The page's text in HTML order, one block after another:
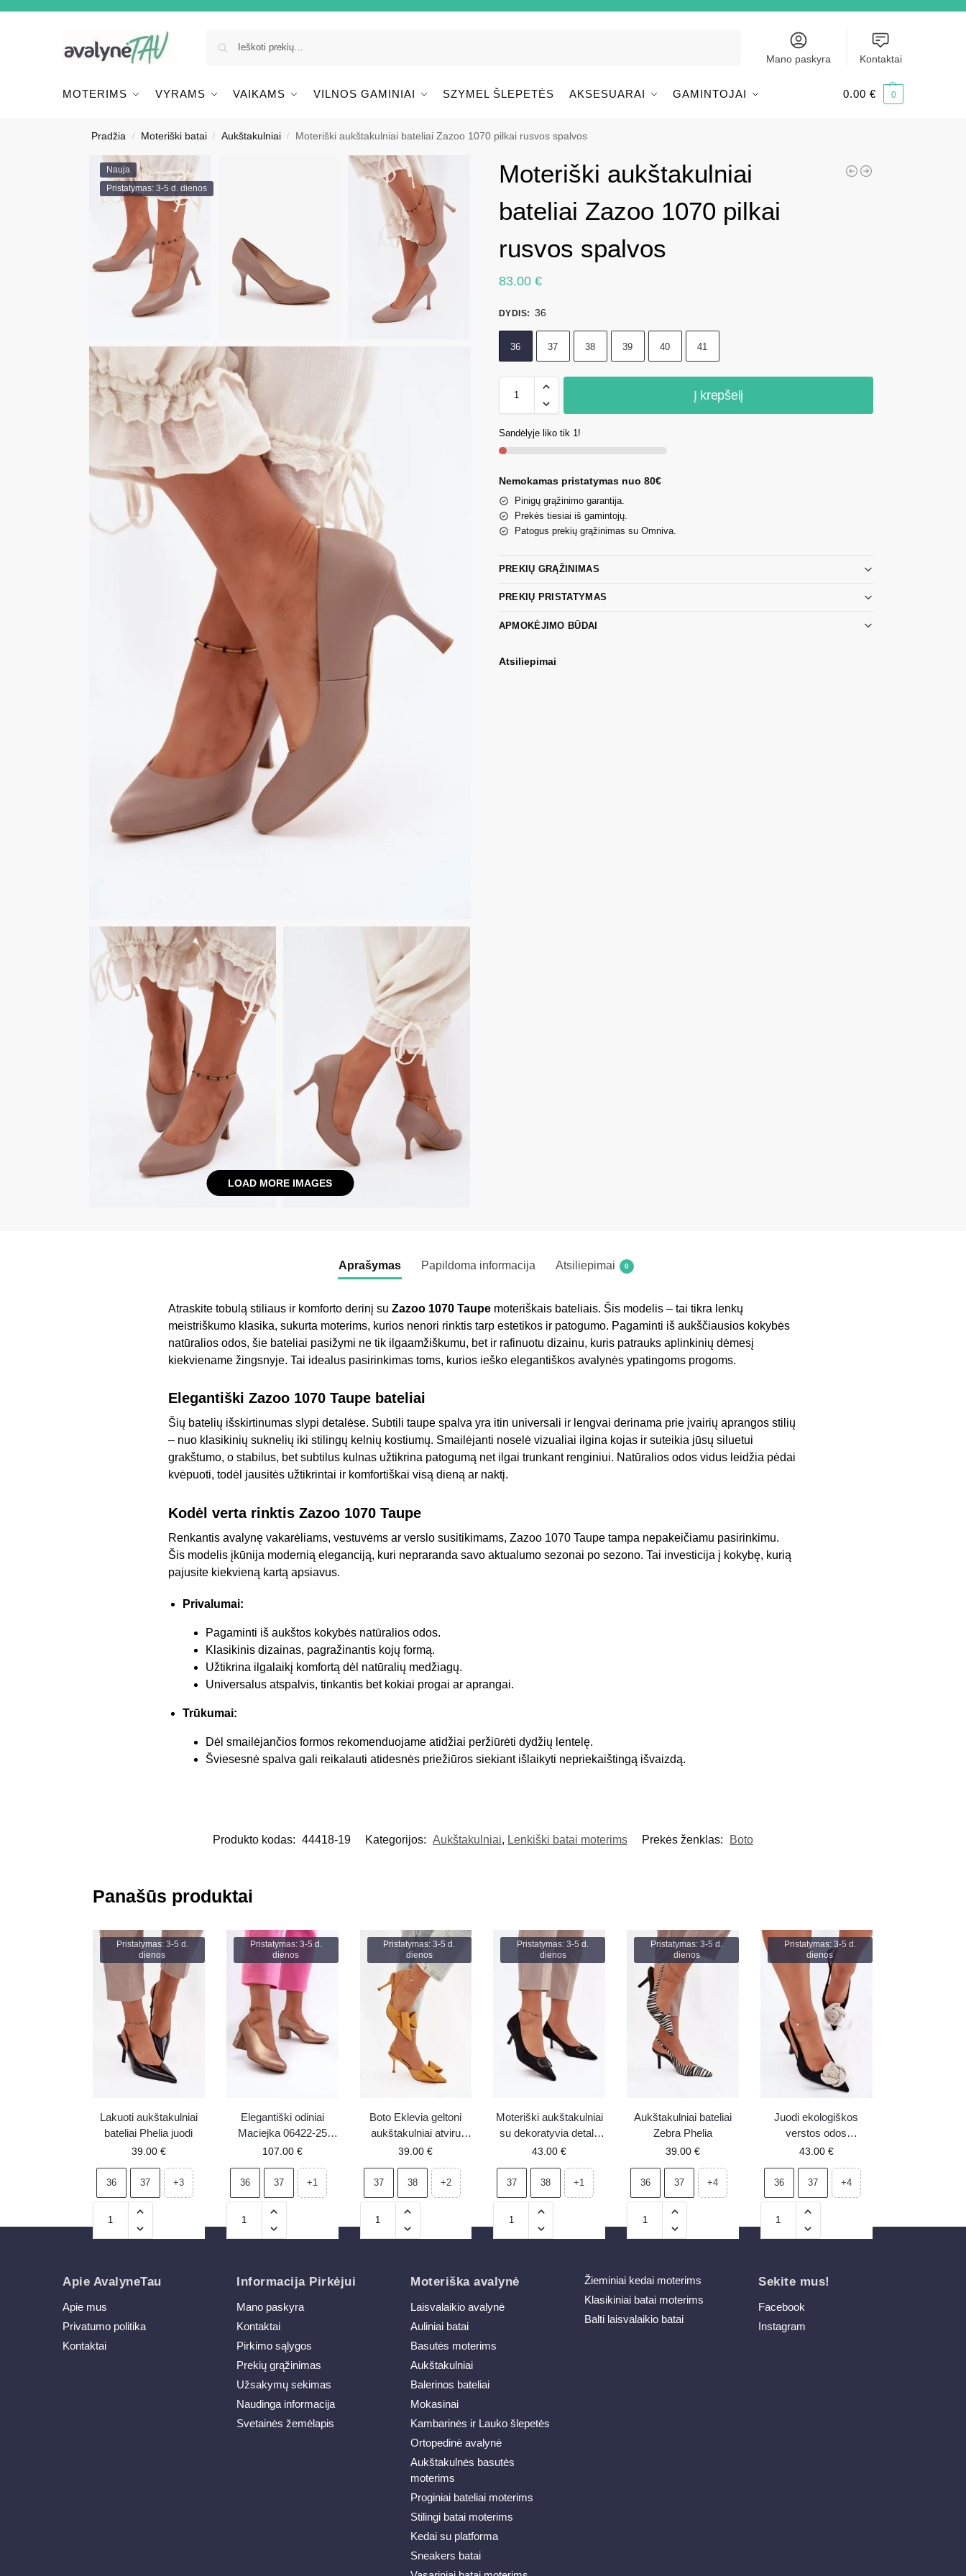
Mano paskyra Kontaktai
MOTERIMS VYRAMS VAIKAMS VILNOS GAMINIAI SZYMEL ŠLEPETĖS AKSESUARAI GAMINTOJAI 0.00 € 0
Pradžia / Moteriški batai / Aukštakulniai / Moteriški aukštakulniai bateliai Zazoo 1070 pilkai rusvos spalvos
Nauja
Pristatymas: 3-5 d. dienos
LOAD MORE IMAGES
Moteriški aukštakulniai
bateliai Zazoo 1070 pilkai
rusvos spalvos
83.00 €
DYDIS: 36
36 37 38 39 40 41
Į krepšelį
Sandėlyje liko tik 1!
Nemokamas pristatymas nuo 80€
Pinigų grąžinimo garantija.
Prekės tiesiai iš gamintojų.
Patogus prekių grąžinimas su Omniva.
PREKIŲ GRĄŽINIMAS
PREKIŲ PRISTATYMAS
APMOKĖJIMO BŪDAI
Atsiliepimai
Aprašymas Papildoma informacija Atsiliepimai 0
Atraskite tobulą stiliaus ir komforto derinį su Zazoo 1070 Taupemoteriškais bateliais. Šis modelis – tai tikra lenkų
meistriškumo klasika, sukurta moterims, kurios nenori rinktis tarp estetikos ir patogumo. Pagaminti iš aukščiausios kokybės
natūralios odos, šie bateliai pasižymi ne tik ilgaamžiškumu, bet ir rafinuotu dizainu, kuris patrauks aplinkinių dėmesį
kiekviename žingsnyje. Tai idealus pasirinkimas toms, kurios ieško elegantiškos avalynės ypatingoms progoms.
Elegantiški Zazoo 1070 Taupe bateliai
Šių batelių išskirtinumas slypi detalėse. Subtili taupe spalva yra itin universali ir lengvai derinama prie įvairių aprangos stilių
– nuo klasikinių suknelių iki stilingų kelnių kostiumų. Smailėjanti noselė vizualiai ilgina kojas ir suteikia jūsų siluetui
grakštumo, o stabilus, bet subtilus kulnas užtikrina patogumą net ilgai trunkant renginiui. Natūralios odos vidus leidžia pėdai
kvėpuoti, todėl jausitės užtikrintai ir komfortiškai visą dieną ar naktį.
Kodėl verta rinktis Zazoo 1070 Taupe
Renkantis avalynę vakarėliams, vestuvėms ar verslo susitikimams, Zazoo 1070 Taupe tampa nepakeičiamu pasirinkimu.
Šis modelis įkūnija modernią eleganciją, kuri nepraranda savo aktualumo sezonai po sezono. Tai investicija į kokybę, kurią
pajusite kiekvieną kartą apsiavus.
Privalumai:
Pagaminti iš aukštos kokybės natūralios odos.
Klasikinis dizainas, pagražinantis kojų formą.
Užtikrina ilgalaikį komfortą dėl natūralių medžiagų.
Universalus atspalvis, tinkantis bet kokiai progai ar aprangai.
Trūkumai:
Dėl smailėjančios formos rekomenduojame atidžiai peržiūrėti dydžių lentelę.
Šviesesnė spalva gali reikalauti atidesnės priežiūros siekiant išlaikyti nepriekaištingą išvaizdą.
Produkto kodas: 44418-19 Kategorijos: Aukštakulniai, Lenkiški batai moterims Prekės ženklas: Boto
Panašūs produktai
Pristatymas: 3-5 d.
dienos
Lakuoti aukštakulniai
bateliai Phelia juodi
39.00 €
36 37 +3
Pristatymas: 3-5 d.
dienos
Elegantiški odiniai
Maciejka 06422-25
auksiniai bateliai su
107.00 €
36 37 +1
Pristatymas: 3-5 d.
dienos
Boto Eklevia geltoni
aukštakulniai atviru
kulnu su kaspinėliu
39.00€
37 38 +2
Pristatymas: 3-5 d.
dienos
Moteriški aukštakulniai
su dekoratyvia detale
juodi Amelora
43.00€
37 38 +1
Pristatymas: 3-5 d.
dienos
Aukštakulniai bateliai
Zebra Phelia
39.00€
36 37 +4
Pristatymas: 3-5 d.
dienos
Juodi ekologiškos
verstos odos
aukštakulniai su
43.00 €
36 37 +4
Apie AvalyneTau
Apie mus
Privatumo politika
Kontaktai
Informacija Pirkėjui
Mano paskyra
Kontaktai
Pirkimo sąlygos
Prekių grąžinimas
Užsakymų sekimas
Naudinga informacija
Svetainės žemėlapis
Moteriška avalynė
Laisvalaikio avalynė
Auliniai batai
Basutės moterims
Aukštakulniai
Balerinos bateliai
Mokasinai
Kambarinės ir Lauko šlepetės
Ortopedinė avalynė
Aukštakulnės basutės
moterims
Proginiai bateliai moterims
Stilingi batai moterims
Kedai su platforma
Sneakers batai
Žieminiai kedai moterims
Klasikiniai batai moterims
Balti laisvalaikio batai
Sekite mus!
Facebook
Instagram